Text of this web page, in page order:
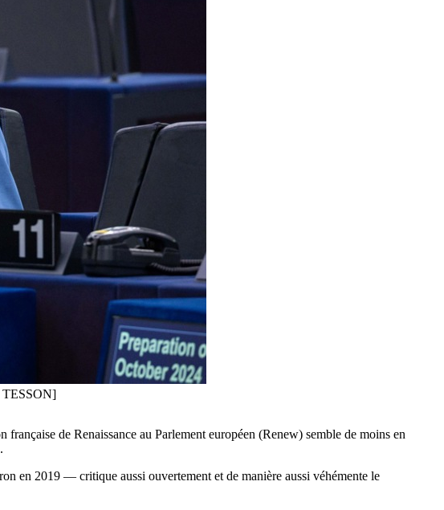
TESSON]
de Renaissance au Parlement européen (Renew) semble de moins en
en 2019 — critique aussi ouvertement et de manière aussi véhémente le